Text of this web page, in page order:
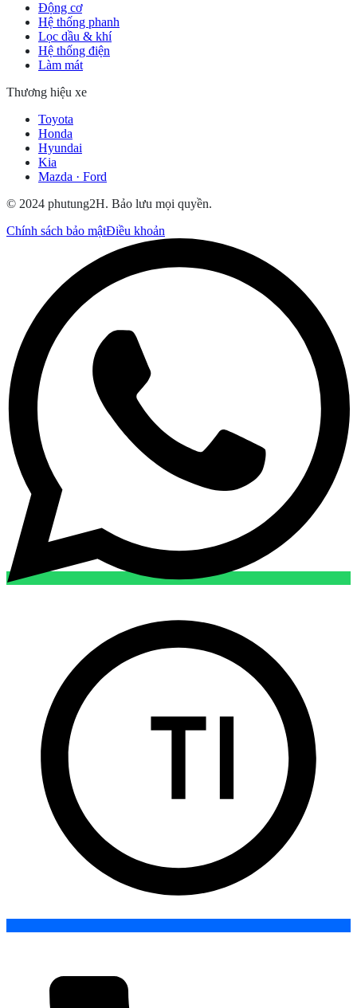
Động cơ
Hệ thống phanh
Lọc dầu & khí
Hệ thống điện
Làm mát
Thương hiệu xe
Toyota
Honda
Hyundai
Kia
Mazda · Ford
© 2024 phutung2H. Bảo lưu mọi quyền.
Chính sách bảo mậtĐiều khoản